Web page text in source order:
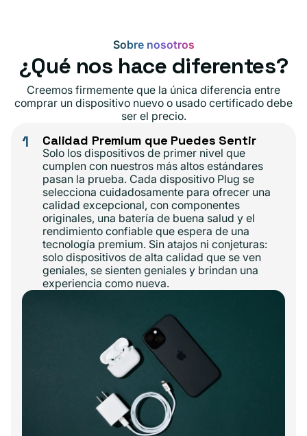
Sobre nosotros
¿Qué nos hace diferentes?
Creemos firmemente que la única diferencia entre
comprar un dispositivo nuevo o usado certificado debe
ser el precio.
1 Calidad Premium que Puedes Sentir
Solo los dispositivos de primer nivel que
cumplen con nuestros más altos estándares
pasan la prueba. Cada dispositivo Plug se
selecciona cuidadosamente para ofrecer una
calidad excepcional, con componentes
originales, una batería de buena salud y el
rendimiento confiable que espera de una
tecnología premium. Sin atajos ni conjeturas:
solo dispositivos de alta calidad que se ven
geniales, se sienten geniales y brindan una
experiencia como nueva.